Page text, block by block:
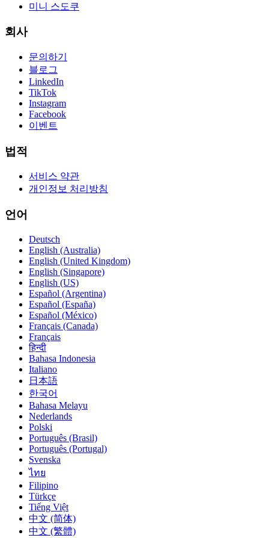
미니 스도쿠
회사
문의하기
블로그
LinkedIn
TikTok
Instagram
Facebook
이벤트
법적
서비스 약관
개인정보 처리방침
언어
Deutsch
English (Australia)
English (United Kingdom)
English (Singapore)
English (US)
Español (Argentina)
Español (España)
Español (México)
Français (Canada)
Français
हिन्दी
Bahasa Indonesia
Italiano
日本語
한국어
Bahasa Melayu
Nederlands
Polski
Português (Brasil)
Português (Portugal)
Svenska
ไทย
Filipino
Türkçe
Tiếng Việt
中文 (简体)
中文 (繁體)